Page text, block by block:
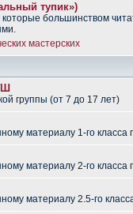
тупик»)
большинством
мастерских
группы (от 7 до 17 лет)
материалу 1-го класса
материалу 2-го класса
материалу 2.5-го